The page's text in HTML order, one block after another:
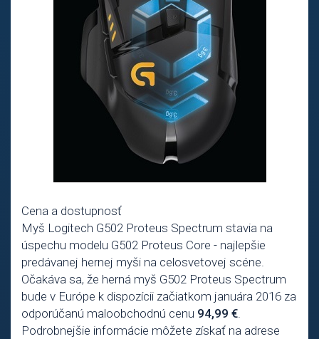
Cena a dostupnosť
Myš Logitech G502 Proteus Spectrum stavia na
úspechu modelu G502 Proteus Core - najlepšie
predávanej hernej myši na celosvetovej scéne.
Očakáva sa, že herná myš G502 Proteus Spectrum
bude v Európe k dispozícii začiatkom januára 2016 za
odporúčanú maloobchodnú cenu 94,99 €.
Podrobnejšie informácie môžete získať na adrese